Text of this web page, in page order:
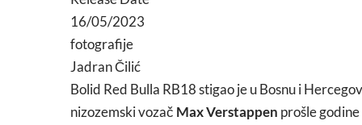
16/05/2023
fotografije
Jadran Čilić
Bolid Red Bulla RB18 stigao je u Bosnu i
nizozemski vozač Max Verstappen prošle